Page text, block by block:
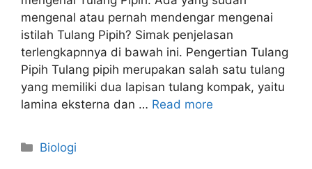
mengenal atau pernah mendengar mengenai
istilah Tulang Pipih? Simak penjelasan
terlengkapnnya di bawah ini. Pengertian Tulang
Pipih Tulang pipih merupakan salah satu tulang
yang memiliki dua lapisan tulang kompak, yaitu
lamina eksterna dan … Read more
Categories
Biologi